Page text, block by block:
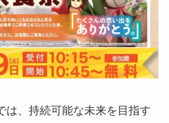
は、持続可能な未来を目指す